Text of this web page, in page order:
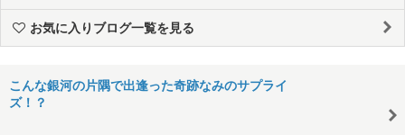
お気に入りブログ一覧を見る
こんな銀河の片隅で出逢った奇跡なみのサプライ
ズ！？